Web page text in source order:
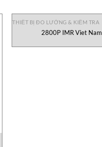
THIẾT BỊ ĐO LƯỜNG & KIỂM TRA
2800P IMR Viet Nam